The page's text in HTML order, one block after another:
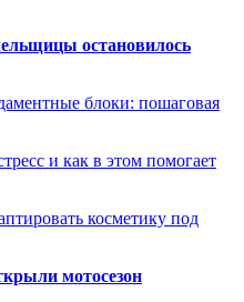
остановилось
блоки: пошаговая
и как в этом помогает
косметику под
мотосезон